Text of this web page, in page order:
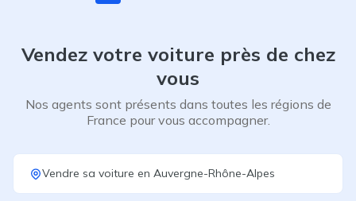
Vendez votre voiture près de chez
vous
Nos agents sont présents dans toutes les régions de
France pour vous accompagner.
Vendre sa voiture en Auvergne-Rhône-Alpes